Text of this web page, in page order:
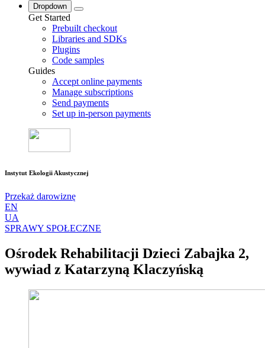
Dropdown
Get Started
Prebuilt checkout
Libraries and SDKs
Plugins
Code samples
Guides
Accept online payments
Manage subscriptions
Send payments
Set up in-person payments
Instytut Ekologii Akustycznej
Przekaż darowiznę
EN
UA
SPRAWY SPOŁECZNE
Ośrodek Rehabilitacji Dzieci Zabajka 2,
wywiad z Katarzyną Klaczyńską